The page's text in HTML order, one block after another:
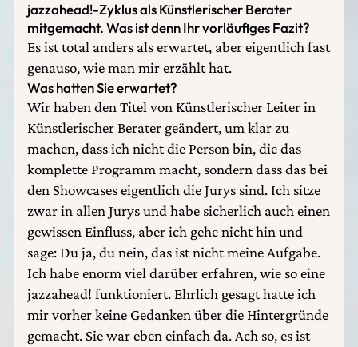
jazzahead!-Zyklus als Künstlerischer Berater
mitgemacht. Was ist denn Ihr vorläufiges Fazit?
Es ist total anders als erwartet, aber eigentlich fast
genauso, wie man mir erzählt hat.
Was hatten Sie erwartet?
Wir haben den Titel von Künstlerischer Leiter in
Künstlerischer Berater geändert, um klar zu
machen, dass ich nicht die Person bin, die das
komplette Programm macht, sondern dass das bei
den Showcases eigentlich die Jurys sind. Ich sitze
zwar in allen Jurys und habe sicherlich auch einen
gewissen Einfluss, aber ich gehe nicht hin und
sage: Du ja, du nein, das ist nicht meine Aufgabe.
Ich habe enorm viel darüber erfahren, wie so eine
jazzahead! funktioniert. Ehrlich gesagt hatte ich
mir vorher keine Gedanken über die Hintergründe
gemacht. Sie war eben einfach da. Ach so, es ist